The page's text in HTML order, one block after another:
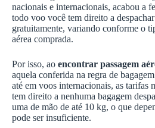
nacionais e internacionais, acabou a
todo voo você tem direito a
gratuitamente, variando conforme o
aérea comprada.
Por isso, ao encontrar passagem
aquela conferida na regra de
até em voos internacionais, as tarifas
tem direito a nenhuma bagagem
uma de mão de até 10 kg, o que
pode ser insuficiente.